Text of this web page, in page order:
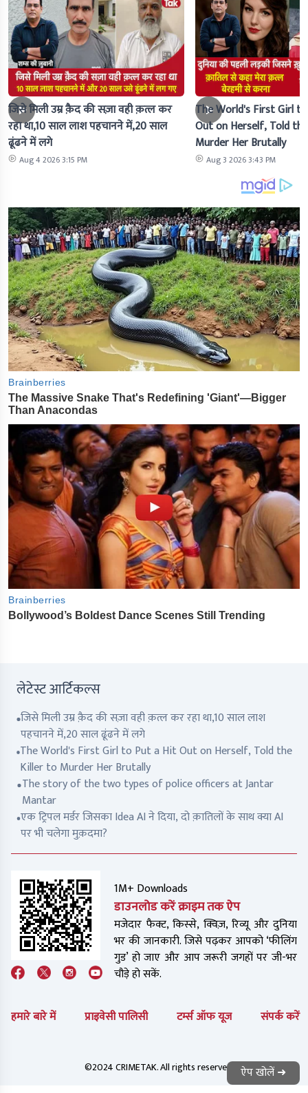
जिसे मिली उम्र क़ैद की सज़ा वही क़त्ल कर
रहा था,10 साल लाश पहचानने में,20 साल
ढूंढने में लगे
Aug 4 2026 3:15 PM
The World's First Girl
Out on Herself, Told
Murder Her Brutally
Aug 3 2026 3:43 PM
लेटेस्ट आर्टिकल्स
जिसे मिली उम्र क़ैद की सज़ा वही क़त्ल कर रहा था,10 साल लाश
पहचानने में,20 साल ढूंढने में लगे
The World's First Girl to Put a Hit Out on Herself, Told the
Killer to Murder Her Brutally
The story of the two types of police officers at Jantar
Mantar
एक ट्रिपल मर्डर जिसका Idea AI ने दिया, दो क़ातिलों के साथ क्या AI
पर भी चलेगा मुक़दमा?
1M+ Downloads
डाउनलोड करें क्राइम तक ऐप
मजेदार फैक्ट, किस्से, क्विज़, रिव्यू और दुनिया
भर की जानकारी. जिसे पढ़कर आपको ‘फीलिंग
गुड’ हो जाए और आप जरूरी जगहों पर जी-भर
चौड़े हो सकें.
हमारे बारे में प्राइवेसी पालिसी टर्म्स ऑफ यूज संपर्क करें
©2024 CRIMETAK. All rights reserved. ऐप खोलें ➜